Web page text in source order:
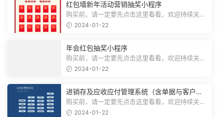
红包墙新年活动营销抽奖小程序
购买前，请一定要先点击这里看看，欢迎持续关
注，精彩模板每天推送预览结束，需要...
2024-01-22
年会红包抽奖小程序
购买前，请一定要先点击这里看看，欢迎持续关
注，精彩模板每天推送预览结束，需要...
2024-01-22
进销存及应收应付管理系统（含单据与客户对
账）
购买前，请一定要先点击这里看看，欢迎持续关
注，精彩模板每天推送预览结束，需要...
2024-01-22